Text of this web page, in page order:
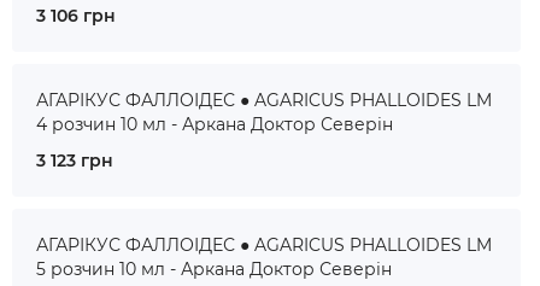
3 106 грн
АГАРІКУС ФАЛЛОІДЕС ● AGARICUS PHALLOIDES LM
4 розчин 10 мл - Аркана Доктор Северін
3 123 грн
АГАРІКУС ФАЛЛОІДЕС ● AGARICUS PHALLOIDES LM
5 розчин 10 мл - Аркана Доктор Северін